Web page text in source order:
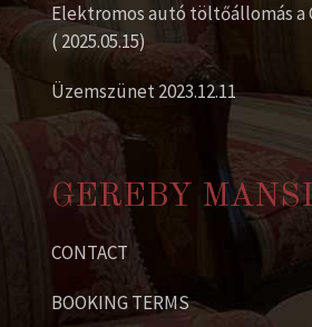
Elektromos autó töltőállomás a
( 2025.05.15)
Üzemszünet 2023.12.11
GEREBY
CONTACT
BOOKING TERMS